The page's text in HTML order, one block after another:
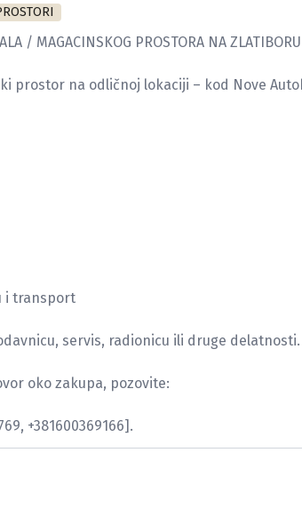
/ MAGACINSKOG PROSTORA NA ZLATIBORU
prostor na odličnoj lokaciji – kod Nove
i transport
servis, radionicu ili druge delatnosti.
oko zakupa, pozovite:
+381600369166].